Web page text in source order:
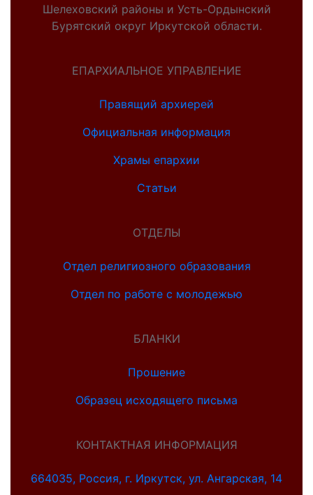
Шелеховский районы и Усть-Ордынский
Бурятский округ Иркутской области.
ЕПАРХИАЛЬНОЕ УПРАВЛЕНИЕ
Правящий архиерей
Официальная информация
Храмы епархии
Статьи
ОТДЕЛЫ
Отдел религиозного образования
Отдел по работе с молодежью
БЛАНКИ
Прошение
Образец исходящего письма
КОНТАКТНАЯ ИНФОРМАЦИЯ
664035, Россия, г. Иркутск, ул. Ангарская, 14